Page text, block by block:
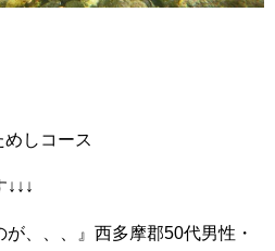
しコース
が、、、』西多摩郡50代男性・